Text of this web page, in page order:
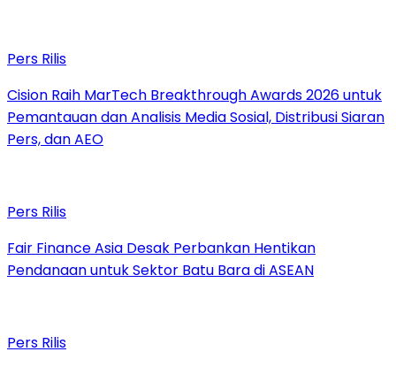
Pers Rilis
Cision Raih MarTech Breakthrough Awards 2026 untuk
Pemantauan dan Analisis Media Sosial, Distribusi Siaran
Pers, dan AEO
Pers Rilis
Fair Finance Asia Desak Perbankan Hentikan
Pendanaan untuk Sektor Batu Bara di ASEAN
Pers Rilis